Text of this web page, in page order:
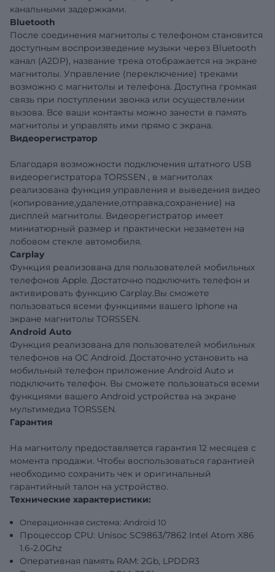
канальными задержками.
Bluetooth
После соединения магнитолы с телефоном становится
доступным воспроизведение музыки через Bluetooth
канал (A2DP), название трека отображается на экране
магнитолы. Управление (переключение) треками
возможно с магнитолы и телефона. Доступна громкая
связь при поступлении звонка или осуществлении
вызова. Все ваши контакты можно занести в память
магнитолы и управлять ими прямо с экрана.
Видеорегистратор
Благодаря возможности подключения штатного USB
видеорегистратора TORSSEN , в магнитолах
реализована функция управления и выведения видео
(копирование,удаление,отправка,сохранение) на
дисплей магнитолы. Видеорегистратор имеет
миниатюрный размер и практически незаметен на
лобовом стекле автомобиля.
Carplay
Функция реализована для пользователей мобильных
телефонов Apple. Достаточно подключить телефон и
активировать функцию Carplay.Вы сможете
пользоваться всеми функциями вашего Iphone на
экране магнитолы TORSSEN.
Android Auto
Функция реализована для пользователей мобильных
телефонов на ОС Android. Достаточно установить на
мобильный телефон приложение Android Auto и
подключить телефон. Вы сможете пользоваться всеми
функциями вашего Android устройства на экране
мультимедиа TORSSEN.
Гарантия
На магнитолу предоставляется гарантия 12 месяцев с
момента продажи. Чтобы воспользоваться гарантией
необходимо сохранить чек и оригинальный
гарантийный талон на устройство.
Технические характеристики:
Операционная система: Android 10
Процессор CPU: Unisoc SC9863/7862 Intel Atom X86
1.6-2.0Ghz
Оперативная память RAM: 2Gb, LPDDR3